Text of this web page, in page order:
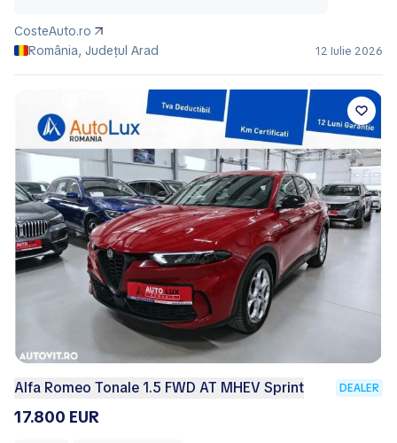
CosteAuto.ro
România, Județul Arad
12 Iulie 2026
Alfa Romeo Tonale 1.5 FWD AT MHEV Sprint DEALER
17.800 EUR